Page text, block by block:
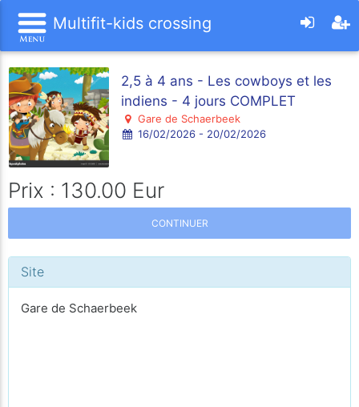
Multifit-kids crossing
2,5 à 4 ans - Les cowboys et les
indiens - 4 jours COMPLET
Gare de Schaerbeek
16/02/2026 - 20/02/2026
Prix : 130.00 Eur
CONTINUER
Site
Gare de Schaerbeek